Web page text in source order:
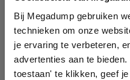
Bij Megadump gebruiken
technieken om onze
je ervaring te verbeteren,
advertenties aan te
toestaan' te klikken, geef
Laat je inspireren
badkameropstellingen
ervaren adviseurs
tegels & sanitair direct